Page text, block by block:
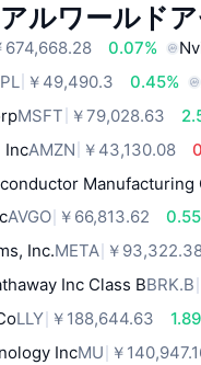
ルワールド
674,668.28 0.07%
￥49,490.3 0.45%
MSFT ￥79,028.63
IncAMZN ￥43,130.08
Manufacturing
AVGO ￥66,813.62
Inc.META ￥
Inc Class BBRK.B
LLY ￥188,644.63
IncMU ￥